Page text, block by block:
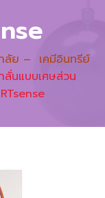
ลัย – เคมีอินทรีย์
นแบบเศษส่วน